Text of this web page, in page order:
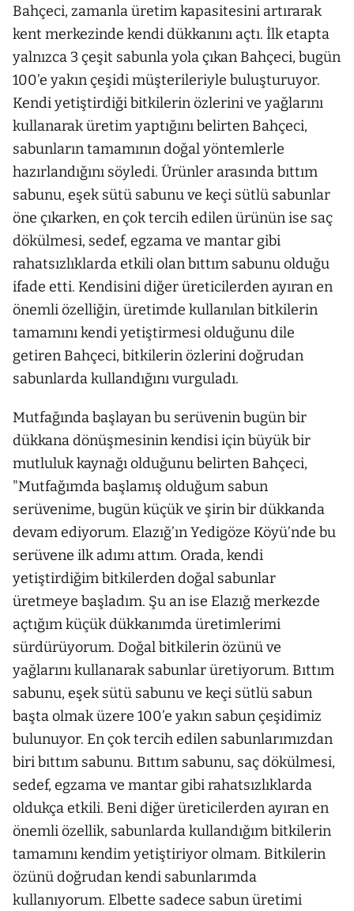
Bahçeci, zamanla üretim kapasitesini artırarak
kent merkezinde kendi dükkanını açtı. İlk etapta
yalnızca 3 çeşit sabunla yola çıkan Bahçeci, bugün
100’e yakın çeşidi müşterileriyle buluşturuyor.
Kendi yetiştirdiği bitkilerin özlerini ve yağlarını
kullanarak üretim yaptığını belirten Bahçeci,
sabunların tamamının doğal yöntemlerle
hazırlandığını söyledi. Ürünler arasında bıttım
sabunu, eşek sütü sabunu ve keçi sütlü sabunlar
öne çıkarken, en çok tercih edilen ürünün ise saç
dökülmesi, sedef, egzama ve mantar gibi
rahatsızlıklarda etkili olan bıttım sabunu olduğu
ifade etti. Kendisini diğer üreticilerden ayıran en
önemli özelliğin, üretimde kullanılan bitkilerin
tamamını kendi yetiştirmesi olduğunu dile
getiren Bahçeci, bitkilerin özlerini doğrudan
sabunlarda kullandığını vurguladı.
Mutfağında başlayan bu serüvenin bugün bir
dükkana dönüşmesinin kendisi için büyük bir
mutluluk kaynağı olduğunu belirten Bahçeci,
"Mutfağımda başlamış olduğum sabun
serüvenime, bugün küçük ve şirin bir dükkanda
devam ediyorum. Elazığ’ın Yedigöze Köyü’nde bu
serüvene ilk adımı attım. Orada, kendi
yetiştirdiğim bitkilerden doğal sabunlar
üretmeye başladım. Şu an ise Elazığ merkezde
açtığım küçük dükkanımda üretimlerimi
sürdürüyorum. Doğal bitkilerin özünü ve
yağlarını kullanarak sabunlar üretiyorum. Bıttım
sabunu, eşek sütü sabunu ve keçi sütlü sabun
başta olmak üzere 100’e yakın sabun çeşidimiz
bulunuyor. En çok tercih edilen sabunlarımızdan
biri bıttım sabunu. Bıttım sabunu, saç dökülmesi,
sedef, egzama ve mantar gibi rahatsızlıklarda
oldukça etkili. Beni diğer üreticilerden ayıran en
önemli özellik, sabunlarda kullandığım bitkilerin
tamamını kendim yetiştiriyor olmam. Bitkilerin
özünü doğrudan kendi sabunlarımda
kullanıyorum. Elbette sadece sabun üretimi